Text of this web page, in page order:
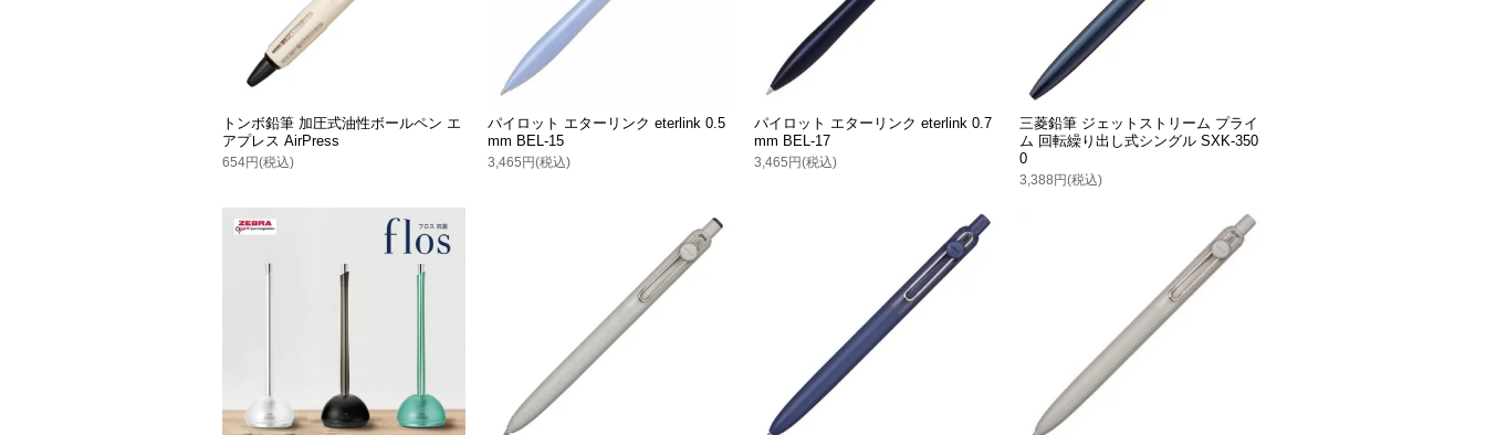
トンボ鉛筆 加圧式油性ボールペン エ
アプレス AirPress
654円(税込)
パイロット エターリンク eterlink 0.5
mm BEL-15
3,465円(税込)
パイロット エターリンク eterlink 0.7
mm BEL-17
3,465円(税込)
三菱鉛筆 ジェットストリーム プライ
ム 回転繰り出し式シングル SXK-350
0
3,388円(税込)